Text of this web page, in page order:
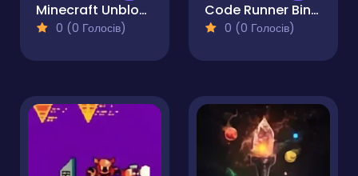
Minecraft Unblocked Online
0 (0 Голосів)
Code Runner Binary Confusion
0 (0 Голосів)